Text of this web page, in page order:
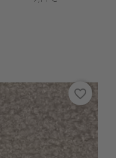
favorite_border